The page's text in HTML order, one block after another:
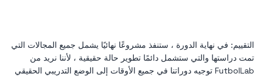
التقييم: في نهاية الدورة ، ستنفذ مشروعًا نهائيًا يشمل جميع المجالات التي
تمت دراستها والتي ستشمل دائمًا تطوير حالة حقيقية ، لأننا نريد من
FutbolLab توجيه دوراتنا في جميع الأوقات إلى الوضع التدريبي الحقيقي